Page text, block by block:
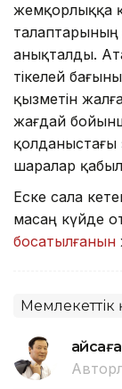
жемқорлыққа
анықталды.
тікелей
қызметін
жағдай
қолданыстағы
шаралар
Еске сала
масаң күйде
босатылғанын
Мемлекеттік